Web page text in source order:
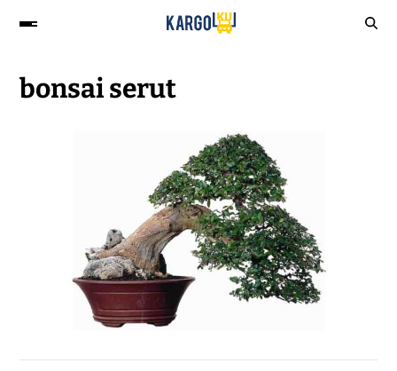
bonsai serut